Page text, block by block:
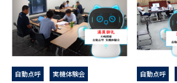
自動点呼 実機体験会 自動点呼